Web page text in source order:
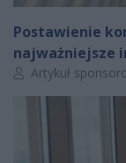
Postawienie
najważniejsze
Autor artykułu:
Artykuł